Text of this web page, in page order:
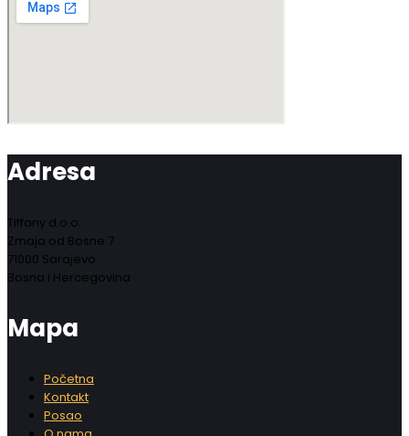
Adresa
Tiffany d.o.o.
Zmaja od Bosne 7
71000 Sarajevo
Bosna i Hercegovina
Mapa
Početna
Kontakt
Posao